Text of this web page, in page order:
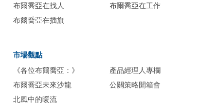
achieving success in Tokyo can pave the way for
nationwide growth.​
布爾喬亞在找人
布爾喬亞在工作
布爾喬亞在插旗
市場觀點
《各位布爾喬亞：》
產品經理人專欄
布爾喬亞未來沙龍
公關策略開箱會
北風中的暖流